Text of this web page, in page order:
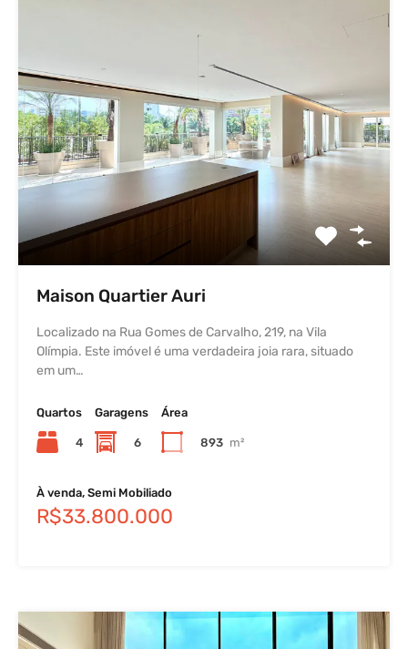
Maison Quartier Auri
Localizado na Rua Gomes de Carvalho, 219, na Vila
Olímpia. Este imóvel é uma verdadeira joia rara, situado
em um…
Quartos
4
Garagens
6
Área
893 m²
À venda, Semi Mobiliado
R$33.800.000